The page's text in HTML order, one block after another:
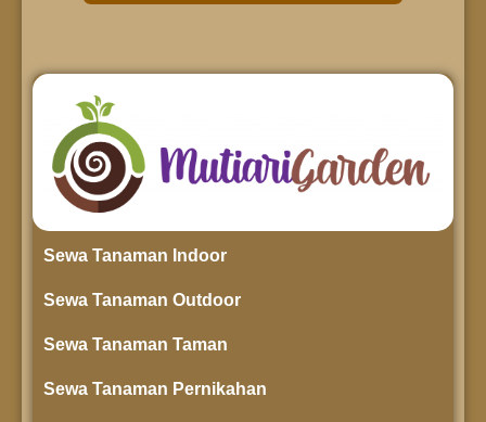
Sewa Tanaman Indoor
Sewa Tanaman Outdoor
Sewa Tanaman Taman
Sewa Tanaman Pernikahan